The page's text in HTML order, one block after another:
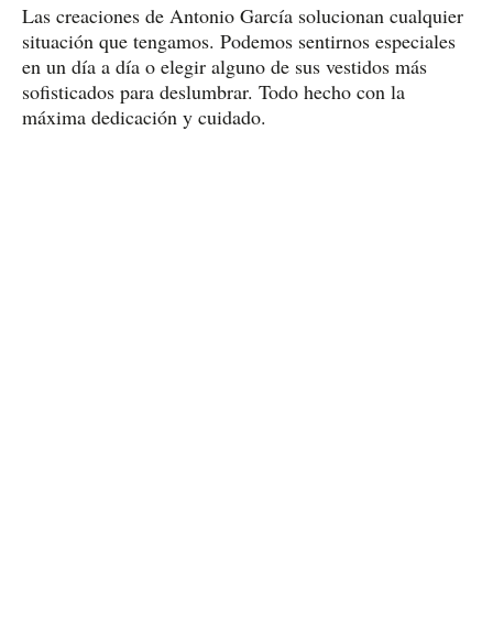
Las creaciones de Antonio García solucionan cualquier
situación que tengamos. Podemos sentirnos especiales
en un día a día o elegir alguno de sus vestidos más
sofisticados para deslumbrar. Todo hecho con la
máxima dedicación y cuidado.